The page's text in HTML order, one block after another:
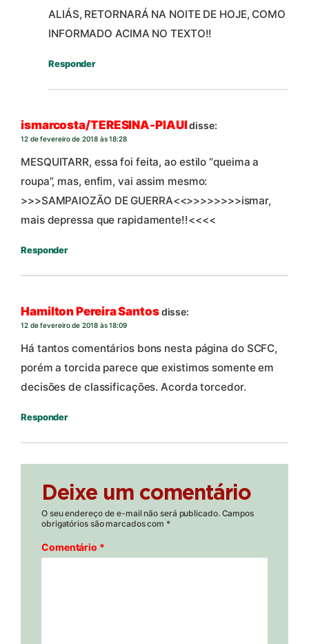
ALIÁS, RETORNARÁ NA NOITE DE HOJE, COMO
INFORMADO ACIMA NO TEXTO!!
Responder
ismarcosta/TERESINA-PIAUIdisse:
12 de fevereiro de 2018 às 18:28
MESQUITARR, essa foi feita, ao estilo “queima a
roupa”, mas, enfim, vai assim mesmo:
>>>SAMPAIOZÃO DE GUERRA<<>>>>>>>>ismar,
mais depressa que rapidamente!!<<<<
Responder
Hamilton Pereira Santosdisse:
12 de fevereiro de 2018 às 18:09
Há tantos comentários bons nesta página do SCFC,
porém a torcida parece que existimos somente em
decisões de classificações. Acorda torcedor.
Responder
Deixe um comentário
O seu endereço de e-mail não será publicado. Campos
obrigatórios são marcados com *
Comentário *